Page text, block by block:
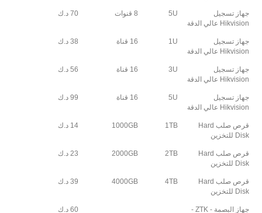
جهاز تسجيل
Hikvision عالي الدقة
5U 8 قنوات 70 د.ك
جهاز تسجيل
Hikvision عالي الدقة
1U 16 قناة 38 د.ك
جهاز تسجيل
Hikvision عالي الدقة
3U 16 قناة 56 د.ك
جهاز تسجيل
Hikvision عالي الدقة
5U 16 قناة 99 د.ك
قرص صلب Hard
Disk للتخزين
1TB
1000GB 14 د.ك
قرص صلب Hard
Disk للتخزين
2TB
2000GB 23 د.ك
قرص صلب Hard
Disk للتخزين
4TB
4000GB 39 د.ك
جهاز البصمة - ZTK -
60 د.ك